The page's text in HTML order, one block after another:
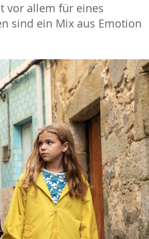
vor allem für eines
sind ein Mix aus Emotion